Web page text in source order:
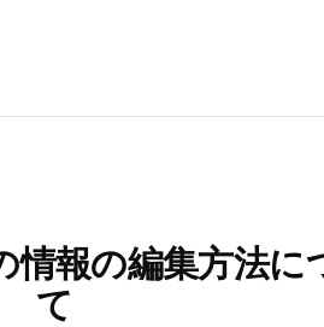
情報の編集方法に
て